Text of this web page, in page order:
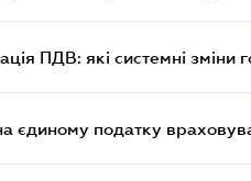
ПДВ: які системні зміни
єдиному податку